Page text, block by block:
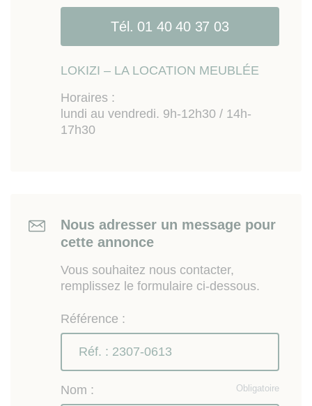
Tél. 01 40 40 37 03
LOKIZI – LA LOCATION MEUBLÉE
Horaires :
lundi au vendredi. 9h-12h30 / 14h-
17h30
Nous adresser un message pour
cette annonce
Vous souhaitez nous contacter,
remplissez le formulaire ci-dessous.
Référence :
Obligatoire
Nom :